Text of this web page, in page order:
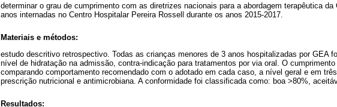
determinar o grau de cumprimento com as diretrizes nacionais para a abordagem terapêutica
anos internadas no Centro Hospitalar Pereira Rossell durante os anos 2015-2017.
Materiais e métodos:
estudo descritivo retrospectivo. Todas as crianças menores de 3 anos hospitalizadas por GEA
nível de hidratação na admissão, contra-indicação para tratamentos por via oral. O
comparando comportamento recomendado com o adotado em cada caso, a nível geral e em
prescrição nutricional e antimicrobiana. A conformidade foi classificada como: boa >80%,
Resultados: